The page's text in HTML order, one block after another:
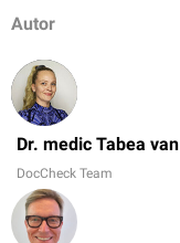
Autor
Dr. medic Tabea
DocCheck Team